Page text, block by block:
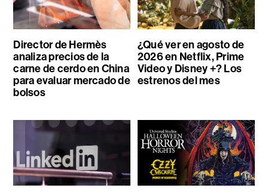
Director de Hermès
analiza precios de la
carne de cerdo en China
para evaluar mercado de
bolsos
¿Qué ver en agosto de
2026 en Netflix, Prime
Video y Disney +? Los
estrenos del mes